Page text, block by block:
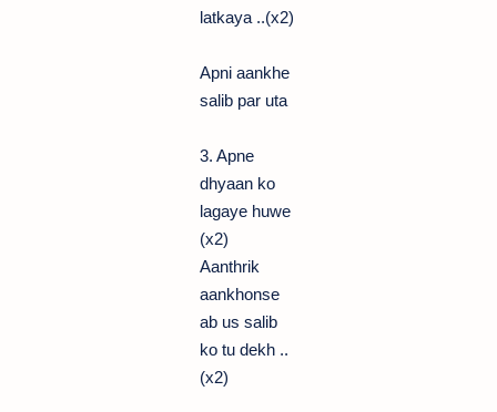
latkaya ..(x2)
Apni aankhe
salib par uta
3. Apne
dhyaan ko
lagaye huwe
(x2)
Aanthrik
aankhonse
ab us salib
ko tu dekh ..
(x2)